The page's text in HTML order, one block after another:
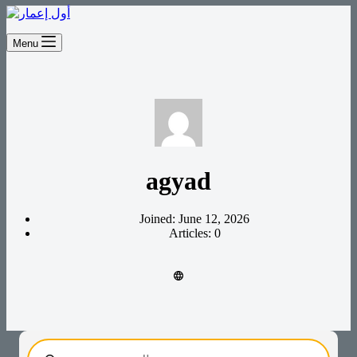
Menu
agyad
Joined: June 12, 2026
Articles: 0
Products